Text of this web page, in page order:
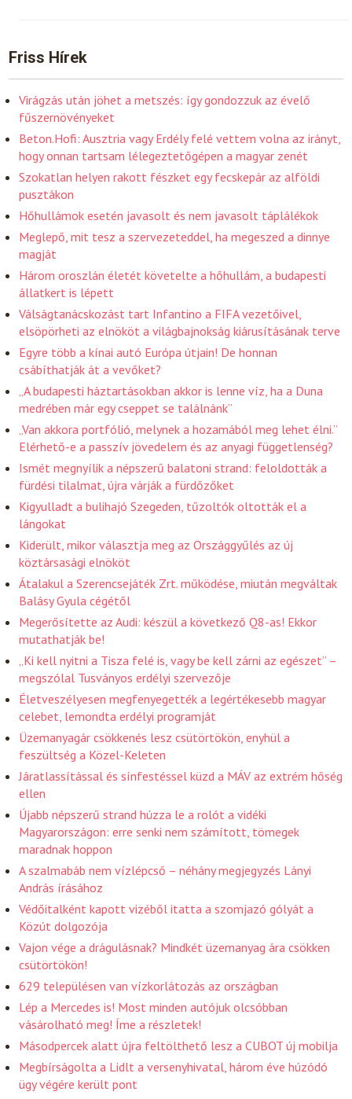
Friss Hírek
Virágzás után jöhet a metszés: így gondozzuk az évelő
fűszernövényeket
Beton.Hofi: Ausztria vagy Erdély felé vettem volna az irányt,
hogy onnan tartsam lélegeztetőgépen a magyar zenét
Szokatlan helyen rakott fészket egy fecskepár az alföldi
pusztákon
Hőhullámok esetén javasolt és nem javasolt táplálékok
Meglepő, mit tesz a szervezeteddel, ha megeszed a dinnye
magját
Három oroszlán életét követelte a hőhullám, a budapesti
állatkert is lépett
Válságtanácskozást tart Infantino a FIFA vezetőivel,
elsöpörheti az elnököt a világbajnokság kiárusításának terve
Egyre több a kínai autó Európa útjain! De honnan
csábíthatják át a vevőket?
„A budapesti háztartásokban akkor is lenne víz, ha a Duna
medrében már egy cseppet se találnánk”
„Van akkora portfólió, melynek a hozamából meg lehet élni.”
Elérhető-e a passzív jövedelem és az anyagi függetlenség?
Ismét megnyílik a népszerű balatoni strand: feloldották a
fürdési tilalmat, újra várják a fürdőzőket
Kigyulladt a bulihajó Szegeden, tűzoltók oltották el a
lángokat
Kiderült, mikor választja meg az Országgyűlés az új
köztársasági elnököt
Átalakul a Szerencsejáték Zrt. működése, miután megváltak
Balásy Gyula cégétől
Megerősítette az Audi: készül a következő Q8-as! Ekkor
mutathatják be!
„Ki kell nyitni a Tisza felé is, vagy be kell zárni az egészet” –
megszólal Tusványos erdélyi szervezője
Életveszélyesen megfenyegették a legértékesebb magyar
celebet, lemondta erdélyi programját
Üzemanyagár csökkenés lesz csütörtökön, enyhül a
feszültség a Közel-Keleten
Járatlassítással és sínfestéssel küzd a MÁV az extrém hőség
ellen
Újabb népszerű strand húzza le a rolót a vidéki
Magyarországon: erre senki nem számított, tömegek
maradnak hoppon
A szalmabáb nem vízlépcső – néhány megjegyzés Lányi
András írásához
Védőitalként kapott vizéből itatta a szomjazó gólyát a
Közút dolgozója
Vajon vége a drágulásnak? Mindkét üzemanyag ára csökken
csütörtökön!
629 településen van vízkorlátozás az országban
Lép a Mercedes is! Most minden autójuk olcsóbban
vásárolható meg! Íme a részletek!
Másodpercek alatt újra feltölthető lesz a CUBOT új mobilja
Megbírságolta a Lidlt a versenyhivatal, három éve húzódó
ügy végére került pont